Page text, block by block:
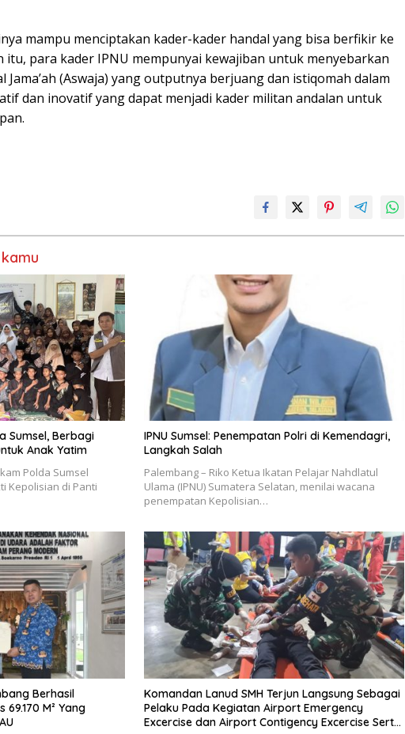
mampu menciptakan kader-kader handal yang bisa berfikir ke
itu, para kader IPNU mempunyai kewajiban untuk menyebarkan
Jama’ah (Aswaja) yang outputnya berjuang dan istiqomah dalam
dan inovatif yang dapat menjadi kader militan andalan untuk
Sumsel, Berbagi
Anak Yatim
Polda Sumsel
Kepolisian di Panti
IPNU Sumsel: Penempatan Polri di Kemendagri,
Langkah Salah
Palembang – Riko Ketua Ikatan Pelajar Nahdlatul
Ulama (IPNU) Sumatera Selatan, menilai wacana
penempatan Kepolisian…
Berhasil
M² Yang
Komandan Lanud SMH Terjun Langsung Sebagai
Pelaku Pada Kegiatan Airport Emergency
Excercise dan Airport Contigency Excercise Serta